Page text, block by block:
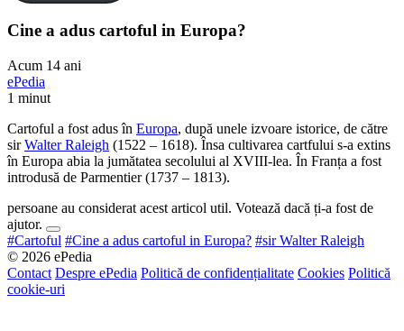
Cine a adus cartoful in Europa?
Acum 14 ani
ePedia
1 minut
Cartoful a fost adus în Europa, după unele izvoare istorice, de către
sirWalter Raleigh (1522 – 1618). Însa cultivarea cartfului s-a extins
în Europa abia la jumătatea secolului al XVIII-lea. În Franța a fost
introdusă de Parmentier (1737 – 1813).
persoane au considerat acest articol util. Votează dacă ți-a fost de
ajutor.
#Cartoful #Cine a adus cartoful in Europa? #sir Walter Raleigh
© 2026 ePedia
Contact Despre ePedia Politică de confidențialitate Cookies Politică
cookie-uri